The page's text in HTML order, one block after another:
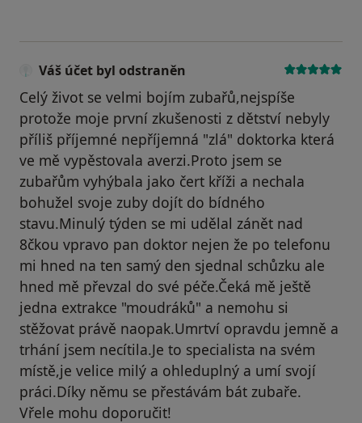
Váš účet byl odstraněn
Celý život se velmi bojím zubařů,nejspíše
protože moje první zkušenosti z dětství nebyly
příliš příjemné nepříjemná "zlá" doktorka která
ve mě vypěstovala averzi.Proto jsem se
zubařům vyhýbala jako čert kříži a nechala
bohužel svoje zuby dojít do bídného
stavu.Minulý týden se mi udělal zánět nad
8čkou vpravo pan doktor nejen že po telefonu
mi hned na ten samý den sjednal schůzku ale
hned mě převzal do své péče.Čeká mě ještě
jedna extrakce "moudráků" a nemohu si
stěžovat právě naopak.Umrtví opravdu jemně a
trhání jsem necítila.Je to specialista na svém
místě,je velice milý a ohleduplný a umí svojí
práci.Díky němu se přestávám bát zubaře.
Vřele mohu doporučit!